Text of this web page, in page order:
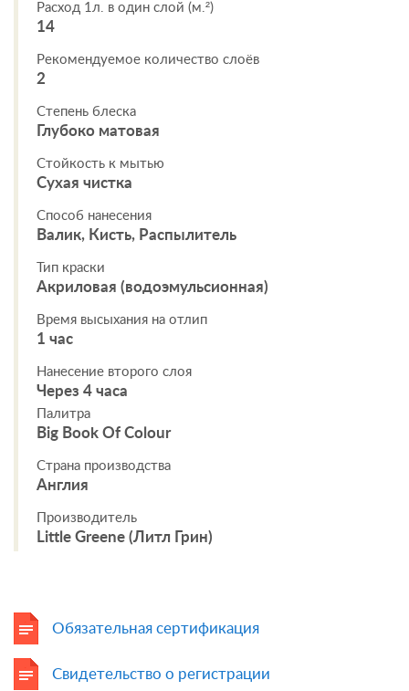
Расход 1л. в один слой (м.²)
14
Рекомендуемое количество слоёв
2
Степень блеска
Глубоко матовая
Стойкость к мытью
Сухая чистка
Способ нанесения
Валик, Кисть, Распылитель
Тип краски
Акриловая (водоэмульсионная)
Время высыхания на отлип
1 час
Нанесение второго слоя
Через 4 часа
Палитра
Big Book Of Colour
Страна производства
Англия
Производитель
Little Greene (Литл Грин)
Обязательная сертификация
Свидетельство о регистрации